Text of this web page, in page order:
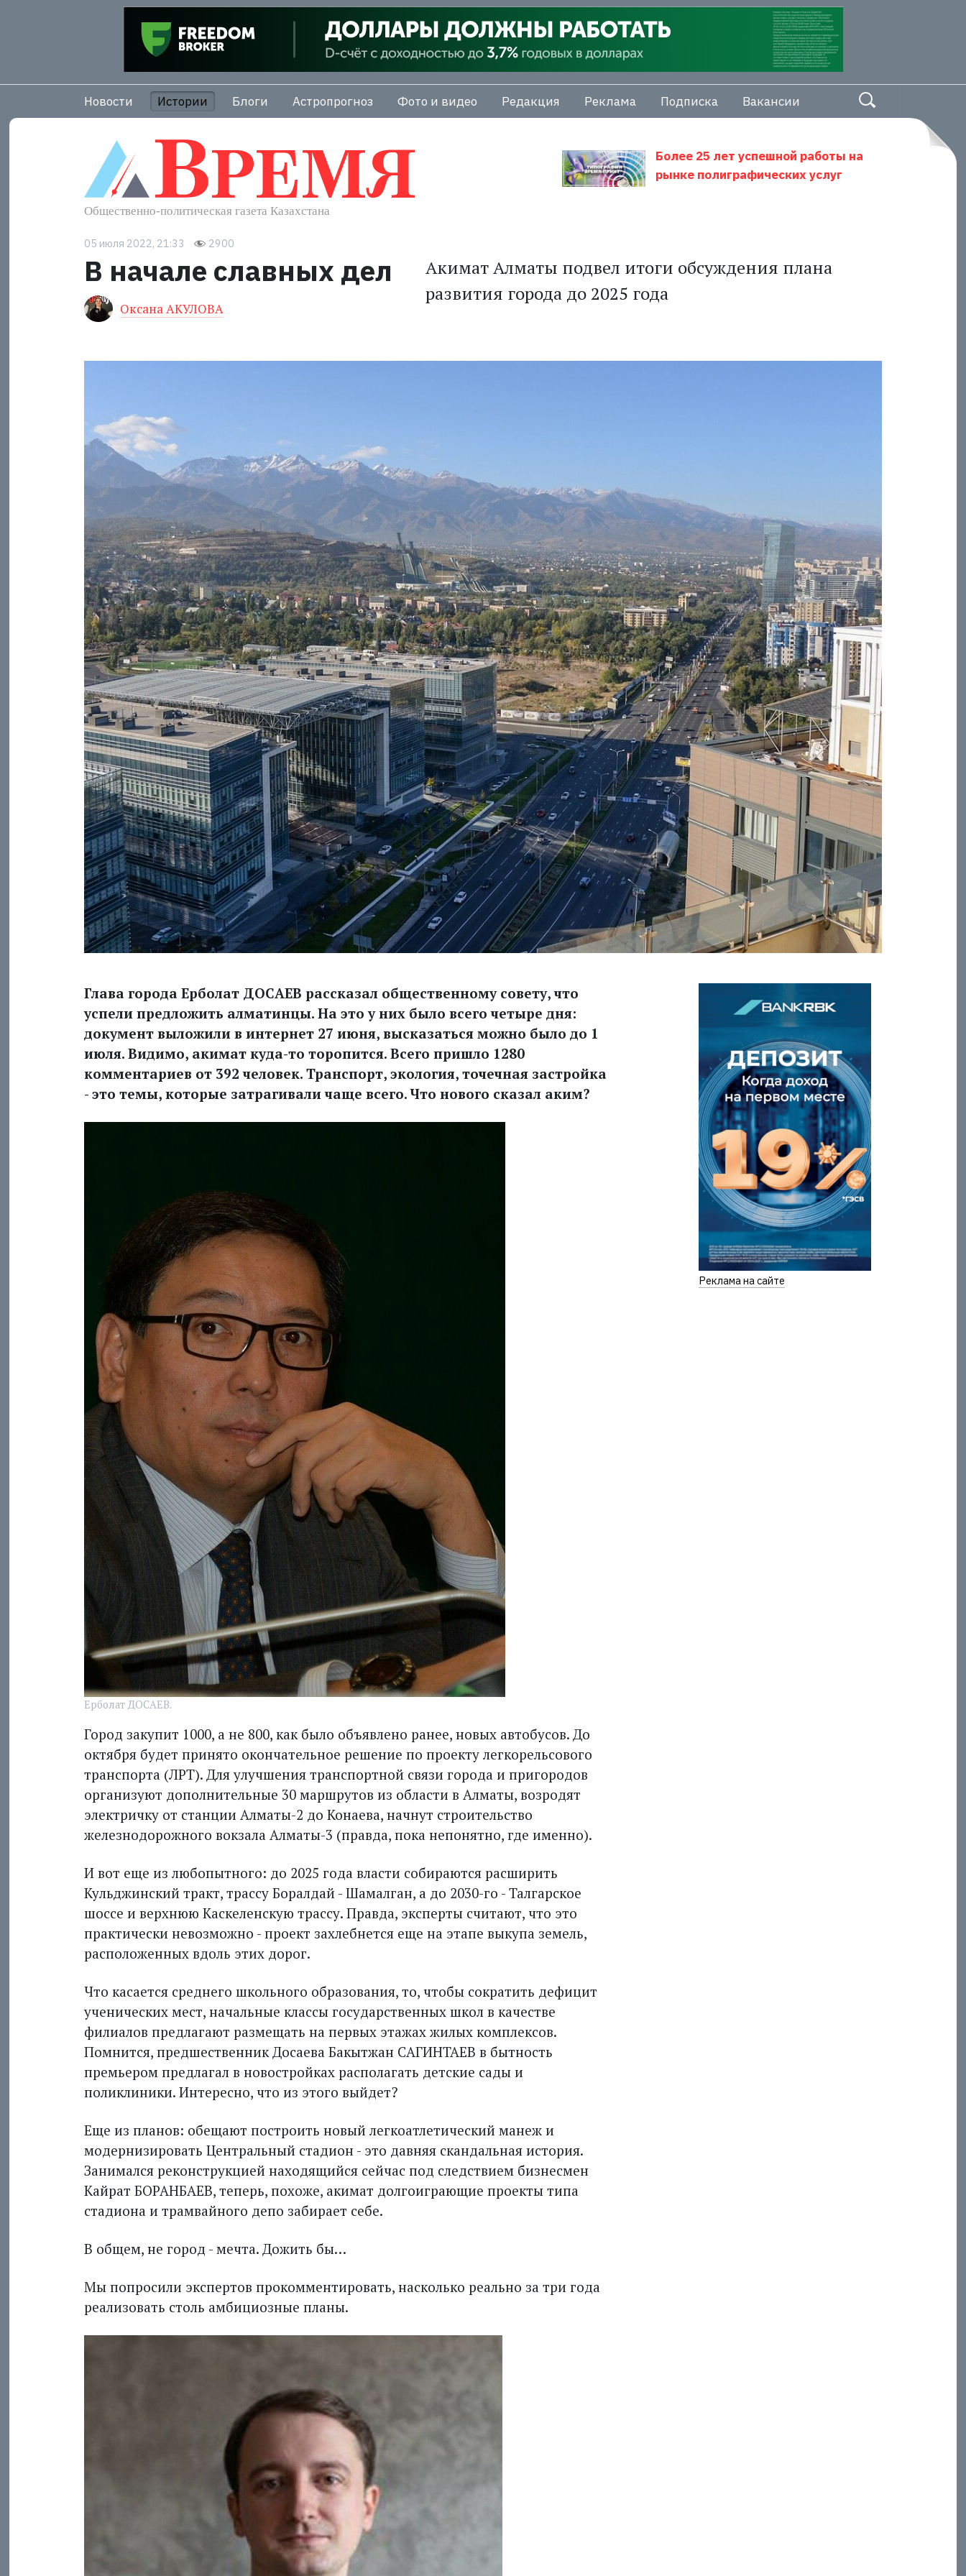
Новости Истории Блоги Астропрогноз Фото и видео Редакция Реклама Подписка Вакансии
Более 25 лет успешной работы на
рынке полиграфических услуг
05 июля 2022, 21:33 2900
В начале славных дел
Оксана АКУЛОВА
Акимат Алматы подвел итоги обсуждения плана
развития города до 2025 года
Глава города Ерболат ДОСАЕВ рассказал общественному совету, что
успели предложить алматинцы. На это у них было всего четыре дня:
документ выложили в интернет 27 июня, высказаться можно было до 1
июля. Видимо, акимат куда-то торопится. Всего пришло 1280
комментариев от 392 человек. Транспорт, экология, точечная застройка
- это темы, которые затрагивали чаще всего. Что нового сказал аким?
Ерболат ДОСАЕВ.
Город закупит 1000, а не 800, как было объявлено ранее, новых автобусов. До
октября будет принято окончательное решение по проекту легкорельсового
транспорта (ЛРТ). Для улучшения транспортной связи города и пригородов
организуют дополнительные 30 маршрутов из области в Алматы, возродят
электричку от станции Алматы-2 до Конаева, начнут строительство
железнодорожного вокзала Алматы-3 (правда, пока непонятно, где именно).
И вот еще из любопытного: до 2025 года власти собираются расширить
Кульджинский тракт, трассу Боралдай - Шамалган, а до 2030-го - Талгарское
шоссе и верх­нюю Каскеленскую трассу. Правда, эксперты считают, что это
практически невозможно - проект захлебнется еще на этапе выкупа земель,
расположенных вдоль этих дорог.
Что касается среднего школьного образования, то, чтобы сократить дефицит
ученических мест, начальные классы государственных школ в качестве
филиалов предлагают размещать на первых этажах жилых комплексов.
Помнится, предшественник Досаева Бакытжан САГИНТАЕВ в бытность
премьером предлагал в новостройках располагать детские сады и
поликлиники. Интересно, что из этого выйдет?
Еще из планов: обещают построить новый легкоатлетический манеж и
модернизировать Центральный стадион - это давняя скандальная история.
Занимался реконструкцией находящийся сейчас под следствием бизнесмен
Кайрат БОРАНБАЕВ, теперь, похоже, акимат долгоиграющие проекты типа
стадиона и трамвайного депо забирает себе.
В общем, не город - мечта. Дожить бы…
Мы попросили экспертов прокомментировать, насколько реально за три года
реализовать столь амбициозные планы.
Реклама на сайте